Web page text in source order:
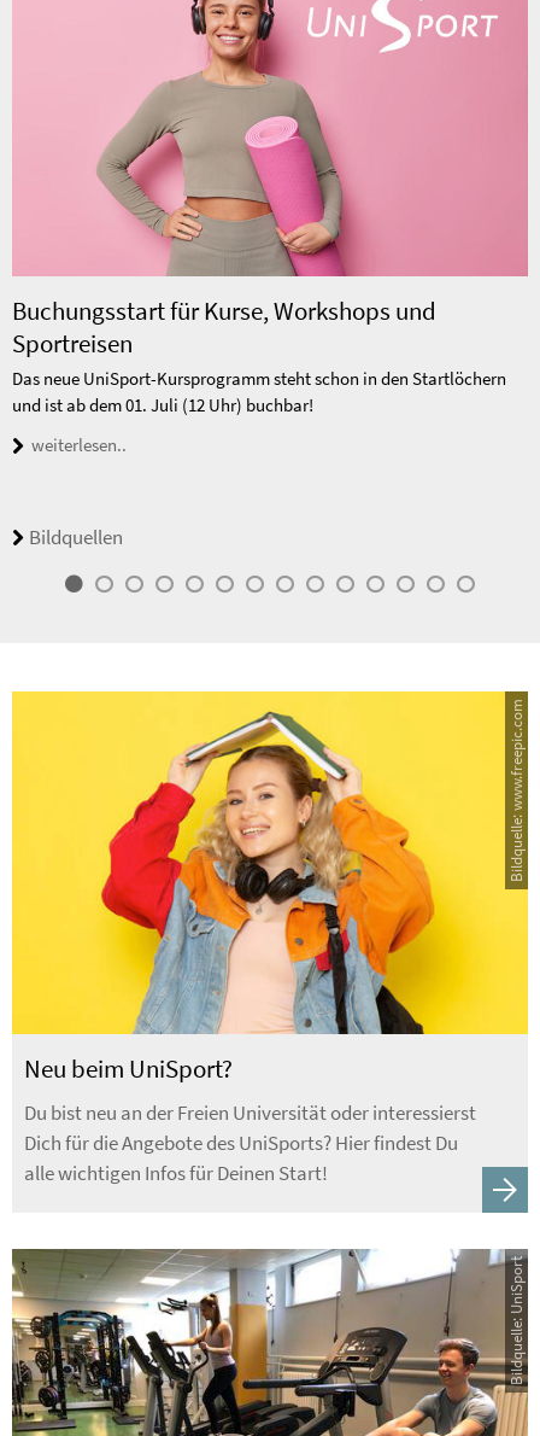
Buchungsstart für Kurse, Workshops und
Sportreisen
Das neue UniSport-Kursprogramm steht schon in den Startlöchern
und ist ab dem 01. Juli (12 Uhr) buchbar!
weiterlesen..
Bildquellen
Neu beim UniSport?
Du bist neu an der Freien Universität oder interessierst
Dich für die Angebote des UniSports? Hier findest Du
alle wichtigen Infos für Deinen Start!
Bildquelle: www.freepic.com
Bildquelle: UniSport